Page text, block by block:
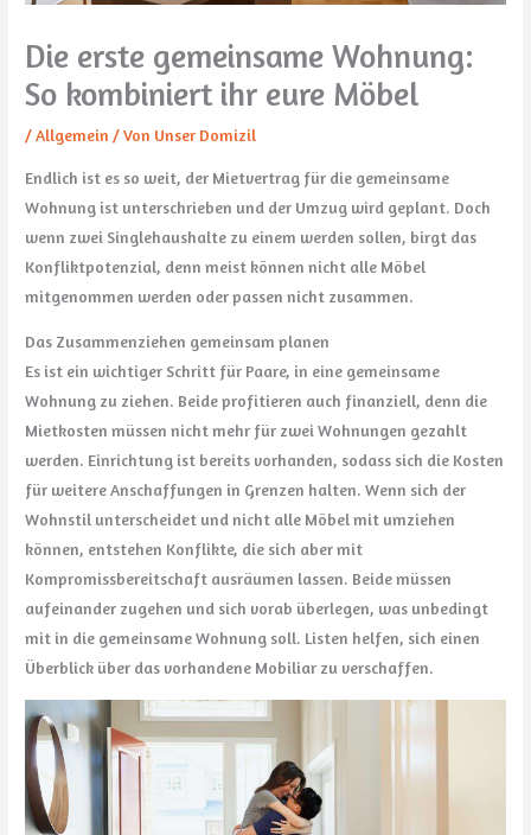
Die erste gemeinsame Wohnung:
So kombiniert ihr eure Möbel
/Allgemein / Von Unser Domizil
Endlich ist es so weit, der Mietvertrag für die gemeinsame
Wohnung ist unterschrieben und der Umzug wird geplant. Doch
wenn zwei Singlehaushalte zu einem werden sollen, birgt das
Konfliktpotenzial, denn meist können nicht alle Möbel
mitgenommen werden oder passen nicht zusammen.
Das Zusammenziehen gemeinsam planen
Es ist ein wichtiger Schritt für Paare, in eine gemeinsame
Wohnung zu ziehen. Beide profitieren auch finanziell, denn die
Mietkosten müssen nicht mehr für zwei Wohnungen gezahlt
werden. Einrichtung ist bereits vorhanden, sodass sich die Kosten
für weitere Anschaffungen in Grenzen halten. Wenn sich der
Wohnstil unterscheidet und nicht alle Möbel mit umziehen
können, entstehen Konflikte, die sich aber mit
Kompromissbereitschaft ausräumen lassen. Beide müssen
aufeinander zugehen und sich vorab überlegen, was unbedingt
mit in die gemeinsame Wohnung soll. Listen helfen, sich einen
Überblick über das vorhandene Mobiliar zu verschaffen.